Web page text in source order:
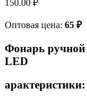
150.00 ₽
Оптовая цена: 65 ₽
Фонарь
LED
арактеристики: